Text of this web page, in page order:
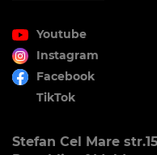
Youtube
Instagram
Facebook
TikTok
Stefan Cel Mare